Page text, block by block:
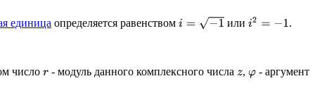
единица определяется равенствомi=−1 или i2=−1 .
число r- модуль данного комплексного числа z, φ- аргумент